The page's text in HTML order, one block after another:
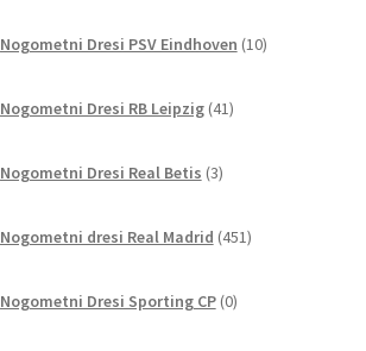
Nogometni Dresi PSV Eindhoven 10izdelkov
Nogometni Dresi RB Leipzig 41izdelkov
Nogometni Dresi Real Betis 3izdelki
Nogometni dresi Real Madrid 451izdelkov
Nogometni Dresi Sporting CP 0izdelkov